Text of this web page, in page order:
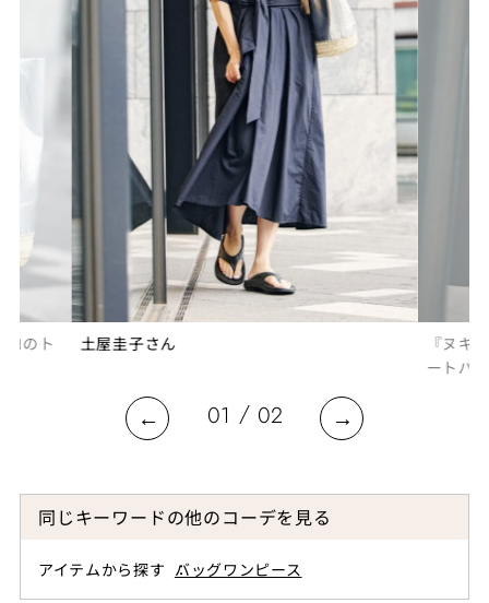
コのト 土屋圭子さん
『ヌキ
ートバ
01 / 02
同じキーワードの他のコーデを見る
アイテムから探す バッグワンピース